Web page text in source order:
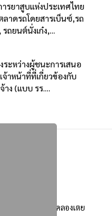
รยาสูบแห่งประเทศไทย
าดรถโดยสารเบ็นซ์,รถ
ถยนต์นั่งเก๋ง,...
ระหว่างผู้ชนะการเสนอ
จ้าหน้าที่ที่เกี่ยวข้องกับ
ง (แบบ รร....
งคลองเตย เขตคลองเตย